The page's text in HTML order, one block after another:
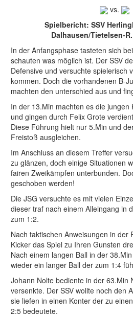
vs.
Spielbericht: SSV
Dalhausen/Tietelsen-
In der Anfangsphase tasteten sich
schauten was möglich ist. Der SSV
Defensive und versuchte spielerisch
kommen. Doch die vorhandenen B-
machten den unterschied aus und
In der 13.Min machten es die jungen
und gingen durch Felix Grote
Diese Führung hielt nur 5.Min und
Freistoß ausgleichen.
Im Anschluss an diesem Treffer
zu glänzen, doch einige Situationen
fairen Zweikämpfen unterbunden.
geschoben werden!
Die JSG versuchte es mit vielen
dieser traf nach einem Alleingang in
zum 1:2.
Nach taktischen Anweisungen in der
Kicker das Spiel zu Ihren Gunsten
Nach einem langen Ball in der
wieder ein langer Ball der zum 1:4
Johann Nolte bediente in der 63.Min
versenkte. Der SSV wollte noch den
sie liefen in einen Konter der zu
2:5 bedeutete.